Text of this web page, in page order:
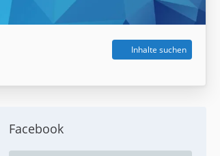
Inhalte suchen
Facebook